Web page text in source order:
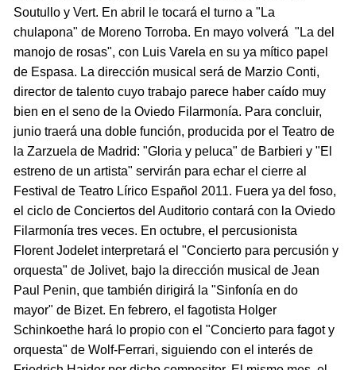
Soutullo y Vert. En abril le tocará el turno a "La
chulapona" de Moreno Torroba. En mayo volverá "La del
manojo de rosas", con Luis Varela en su ya mítico papel
de Espasa. La dirección musical será de Marzio Conti,
director de talento cuyo trabajo parece haber caído muy
bien en el seno de la Oviedo Filarmonía. Para concluir,
junio traerá una doble función, producida por el Teatro de
la Zarzuela de Madrid: "Gloria y peluca" de Barbieri y "El
estreno de un artista" servirán para echar el cierre al
Festival de Teatro Lírico Español 2011. Fuera ya del foso,
el ciclo de Conciertos del Auditorio contará con la Oviedo
Filarmonía tres veces. En octubre, el percusionista
Florent Jodelet interpretará el "Concierto para percusión y
orquesta" de Jolivet, bajo la dirección musical de Jean
Paul Penin, que también dirigirá la "Sinfonía en do
mayor" de Bizet. En febrero, el fagotista Holger
Schinkoethe hará lo propio con el "Concierto para fagot y
orquesta" de Wolf-Ferrari, siguiendo con el interés de